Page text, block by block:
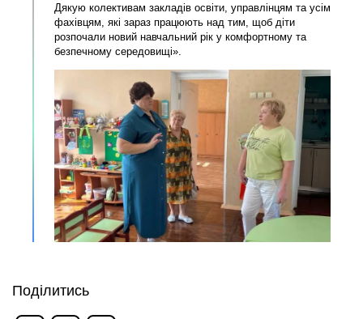
Дякую колективам закладів освіти, управлінцям та усім
фахівцям, які зараз працюють над тим, щоб діти
розпочали новий навчальний рік у комфортному та
безпечному середовищі».
Поділитись